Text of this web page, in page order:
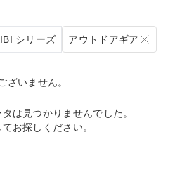
シリーズ アウトドアギア
ざいません。
は見つかりませんでした。
お探しください。